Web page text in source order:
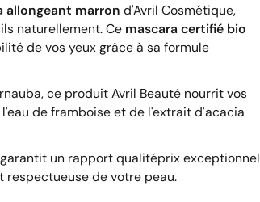
allongeant marron d'Avril Cosmétique,
naturellement. Ce mascara certifié bio
de vos yeux grâce à sa formule
ce produit Avril Beauté nourrit vos
de framboise et de l'extrait d'acacia
un rapport qualitéprix exceptionnel
de votre peau.